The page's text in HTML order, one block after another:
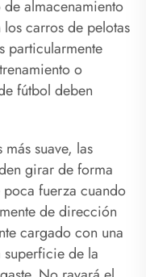
almacenamiento
carros de pelotas
particularmente
o
fútbol deben
suave, las
girar de forma
fuerza cuando
de dirección
cargado con una
de la